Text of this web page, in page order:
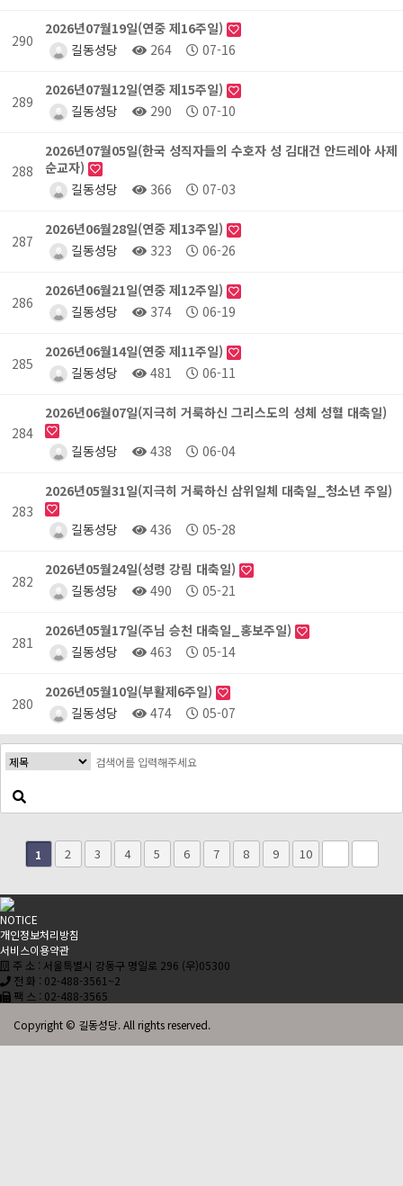
290
2026년07월19일(연중 제16주일)
길동성당
264 07-16
289
2026년07월12일(연중 제15주일)
길동성당
290 07-10
288
2026년07월05일(한국 성직자들의 수호자 성 김대건 안드레아 사제
순교자)
길동성당
366 07-03
287
2026년06월28일(연중 제13주일)
길동성당
323 06-26
286
2026년06월21일(연중 제12주일)
길동성당
374 06-19
285
2026년06월14일(연중 제11주일)
길동성당
481 06-11
284
2026년06월07일(지극히 거룩하신 그리스도의 성체 성혈 대축일)
길동성당 438 06-04
283
2026년05월31일(지극히 거룩하신 삼위일체 대축일_청소년 주일)
길동성당 436 05-28
282
2026년05월24일(성령 강림 대축일)
길동성당
490 05-21
281
2026년05월17일(주님 승천 대축일_홍보주일)
길동성당
463 05-14
280
2026년05월10일(부활제6주일)
길동성당
474 05-07
1 2 3 4 5 6 7 8 9 10
NOTICE
개인정보처리방침
서비스이용약관
주 소 : 서울특별시 강동구 명일로 296 (우)05300
전 화 : 02-488-3561~2
팩 스 : 02-488-3565
Copyright © 길동성당. All rights reserved.